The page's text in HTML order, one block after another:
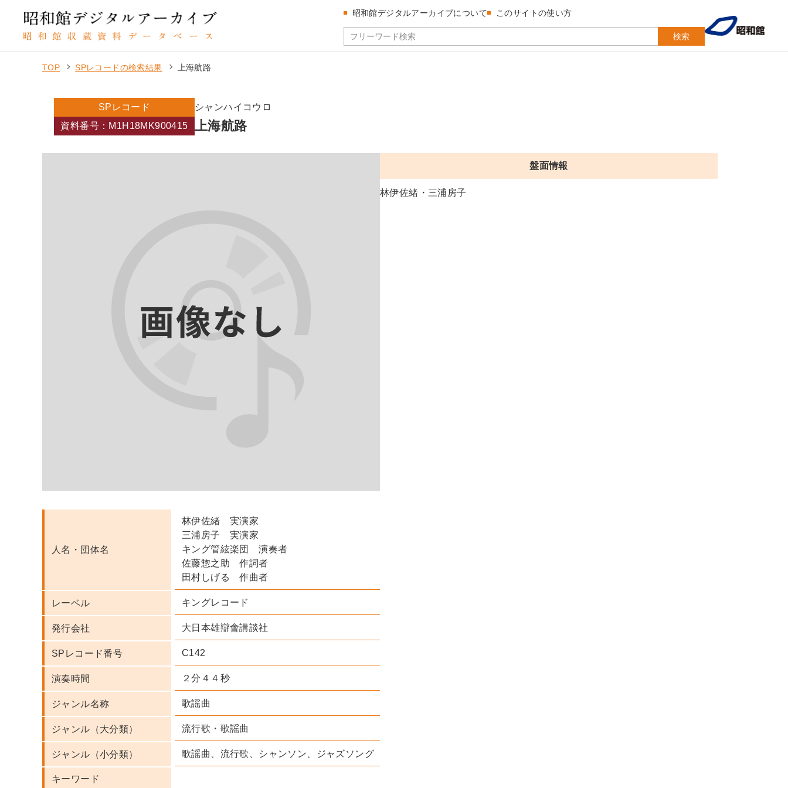
検索
昭和館デジタルアーカイブについて このサイトの使い方
TOP SPレコードの検索結果 上海航路
SPレコード
シャンハイコウロ
資料番号：M1H18MK900415
上海航路
盤面情報
林伊佐緒・三浦房子
人名・団体名
林伊佐緒 実演家
三浦房子 実演家
キング管絃楽団 演奏者
佐藤惣之助 作詞者
田村しげる 作曲者
レーベル キングレコード
発行会社 大日本雄辯會講談社
SPレコード番号 C142
演奏時間 ２分４４秒
ジャンル名称 歌謡曲
ジャンル（大分類） 流行歌・歌謡曲
ジャンル（小分類） 歌謡曲、流行歌、シャンソン、ジャズソング
キーワード